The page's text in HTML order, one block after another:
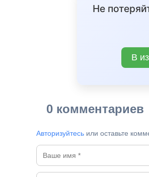
Не
В
0 комментариев
Авторизуйтесь или оставьте